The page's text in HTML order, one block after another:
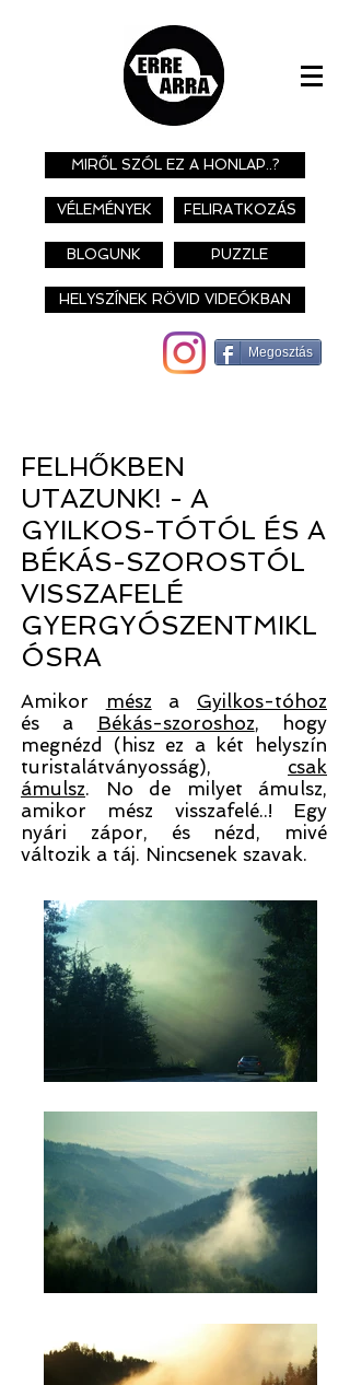
MIRŐL SZÓL EZ A HONLAP..?
VÉLEMÉNYEK FELIRATKOZÁS
BLOGUNK PUZZLE
HELYSZÍNEK RÖVID VIDEÓKBAN
Megosztás
FELHŐKBEN
UTAZUNK! - A
GYILKOS-TÓTÓL ÉS A
BÉKÁS-SZOROSTÓL
VISSZAFELÉ
GYERGYÓSZENTMIKL
ÓSRA
Amikor mész a Gyilkos-tóhoz
és a Békás-szoroshoz, hogy
megnézd (hisz ez a két helyszín
turistalátványosság), csak
ámulsz. No de milyet ámulsz,
amikor mész visszafelé..! Egy
nyári zápor, és nézd, mivé
változik a táj. Nincsenek szavak.